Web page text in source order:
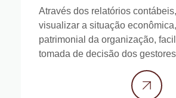
Através dos relatórios
visualizar a situação
patrimonial da organização,
tomada de decisão dos